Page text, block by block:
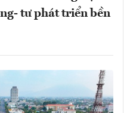
tư phát triển bền